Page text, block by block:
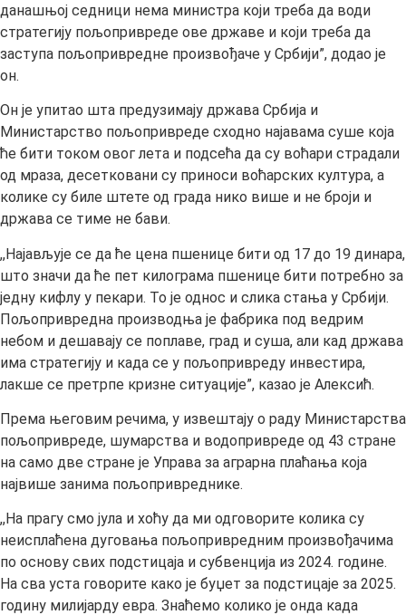
данашњој седници нема министра који треба да води
стратегију пољопривреде ове државе и који треба да
заступа пољопривредне произвођаче у Србији”, додао је
он.
Он је упитао шта предузимају држава Србија и
Министарство пољопривреде сходно најавама суше која
ће бити током овог лета и подсећа да су воћари страдали
од мраза, десетковани су приноси воћарских култура, а
колике су биле штете од града нико више и не броји и
држава се тиме не бави.
,,Најављује се да ће цена пшенице бити од 17 до 19 динара,
што значи да ће пет килограма пшенице бити потребно за
једну кифлу у пекари. То је однос и слика стања у Србији.
Пољопривредна производња је фабрика под ведрим
небом и дешавају се поплаве, град и суша, али кад држава
има стратегију и када се у пољопривреду инвестира,
лакше се претрпе кризне ситуације”, казао је Алексић.
Према његовим речима, у извештају о раду Министарства
пољопривреде, шумарства и водопривреде од 43 стране
на само две стране је Управа за аграрна плаћања која
највише занима пољопривреднике.
,,На прагу смо јула и хоћу да ми одговорите колика су
неисплаћена дуговања пољопривредним произвођачима
по основу свих подстицаја и субвенција из 2024. године.
На сва уста говорите како је буџет за подстицаје за 2025.
годину милијарду евра. Знаћемо колико је онда када